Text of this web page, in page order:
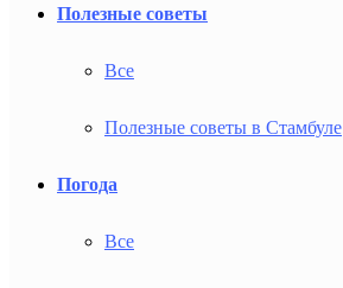
Полезные советы
Все
Полезные советы в Стамбуле
Погода
Все